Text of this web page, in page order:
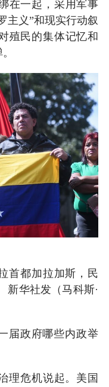
在一起，采用军事
主义”和现实行动叙
殖民的集体记忆和
首都加拉加斯，民
新华社发（马科斯·
届政府哪些内政举
理危机说起。美国